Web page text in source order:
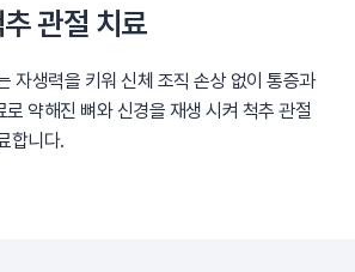
관절 치료
자생력을 키워 신체 조직 손상 없이 통증과
약해진 뼈와 신경을 재생 시켜 척추 관절
합니다.